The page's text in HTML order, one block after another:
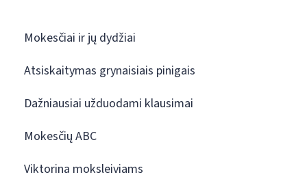
Mokesčiai ir jų dydžiai
Atsiskaitymas grynaisiais pinigais
Dažniausiai užduodami klausimai
Mokesčių ABC
Viktorina moksleiviams